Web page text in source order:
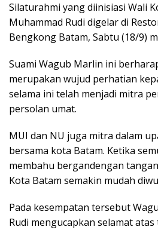
Silaturahmi yang diinisiasi Wali
Muhammad Rudi digelar di
Bengkong Batam, Sabtu (18/9)
Suami Wagub Marlin ini
merupakan wujud perhatian
selama ini telah menjadi mitra
persolan umat.
MUI dan NU juga mitra dalam
bersama kota Batam. Ketika
membahu bergandengan
Kota Batam semakin mudah
Pada kesempatan tersebut
Rudi mengucapkan selamat